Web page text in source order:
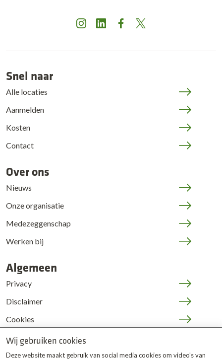
InstagramLinkedInFacebook
X
Snel naar
Alle locaties
Aanmelden
Kosten
Contact
Over ons
Nieuws
Onze organisatie
Medezeggenschap
Werken bij
Algemeen
Privacy
Disclaimer
Cookies
JOP | medewerkers
Wij gebruiken cookies
Deze website maakt gebruik van social media cookies om video's van